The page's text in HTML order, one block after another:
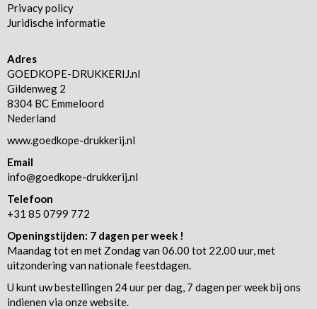
Privacy policy
Juridische informatie
Adres
GOEDKOPE-DRUKKERIJ.nl
Gildenweg 2
8304 BC Emmeloord
Nederland
www.goedkope-drukkerij.nl
Email
info@goedkope-drukkerij.nl
Telefoon
+31 85 0799 772
Openingstijden: 7 dagen per week !
Maandag tot en met Zondag van 06.00 tot 22.00 uur, met
uitzondering van nationale feestdagen.
U kunt uw bestellingen 24 uur per dag, 7 dagen per week bij ons
indienen via onze website.